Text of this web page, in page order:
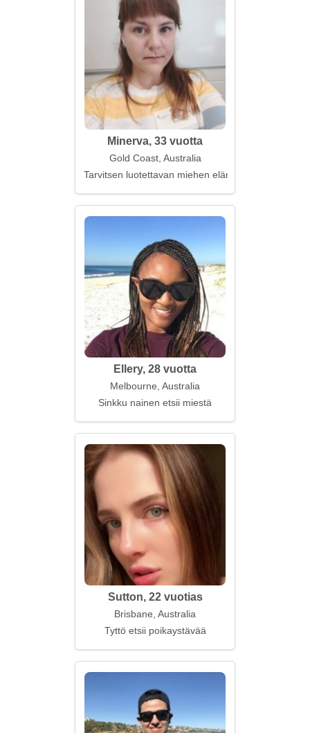
Minerva, 33 vuotta
Gold Coast, Australia
Tarvitsen luotettavan miehen elämään
Ellery, 28 vuotta
Melbourne, Australia
Sinkku nainen etsii miestä
Sutton, 22 vuotias
Brisbane, Australia
Tyttö etsii poikaystävää